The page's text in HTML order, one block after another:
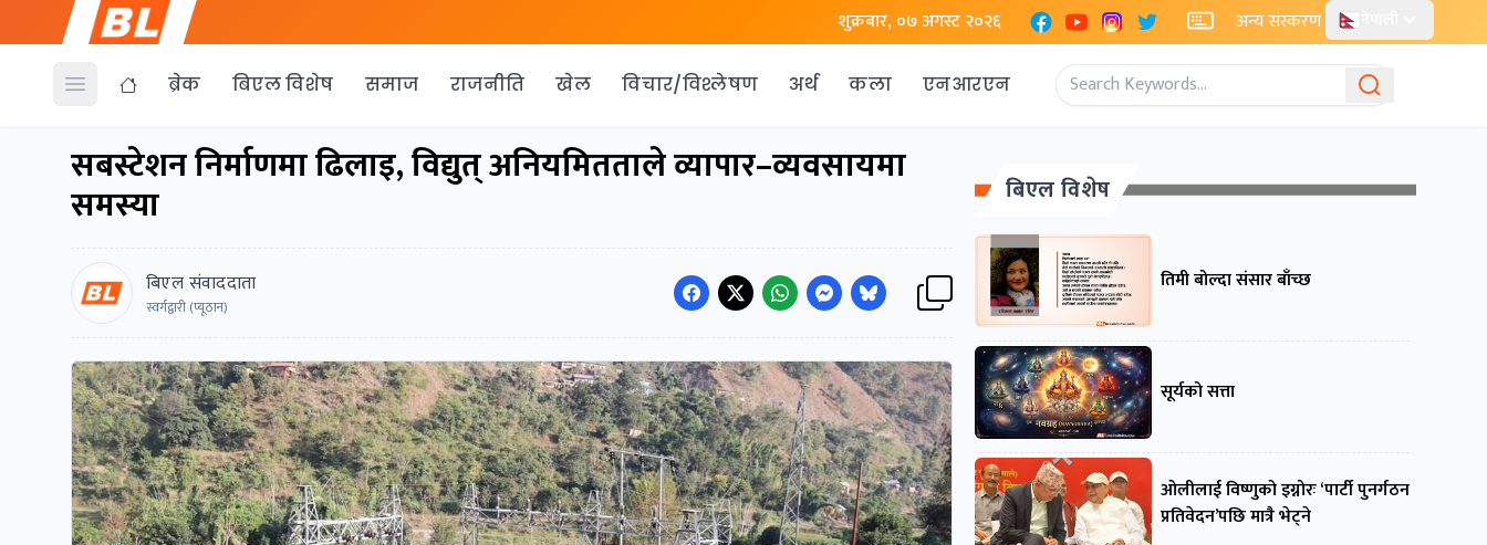
शुक्रबार, ०७ अगस्ट २०२६ FacebookYouTubeInstagram
X अन्य संस्करण
Open menu ब्रेक बिएल विशेष समाज राजनीति खेल विचार/विश्लेषण अर्थ कला एनआरएन
सबस्टेशन निर्माणमा ढिलाइ, विद्युत् अनियमितताले व्यापार–व्यवसायमा
समस्या
बिएल संवाददाता
स्वर्गद्वारी (प्यूठान)
बिएल विशेष
तिमी बोल्दा संसार बाँच्छ
सूर्यको सत्ता
ओलीलाई विष्णुको इग्नोरः ‘पार्टी पुनर्गठन
प्रतिवेदन’पछि मात्रै भेट्ने